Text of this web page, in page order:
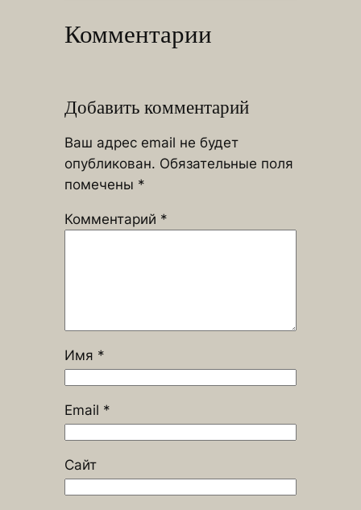
Комментарии
Добавить комментарий
Ваш адрес email не будет
опубликован. Обязательные поля
помечены *
Комментарий *
Имя *
Email *
Сайт